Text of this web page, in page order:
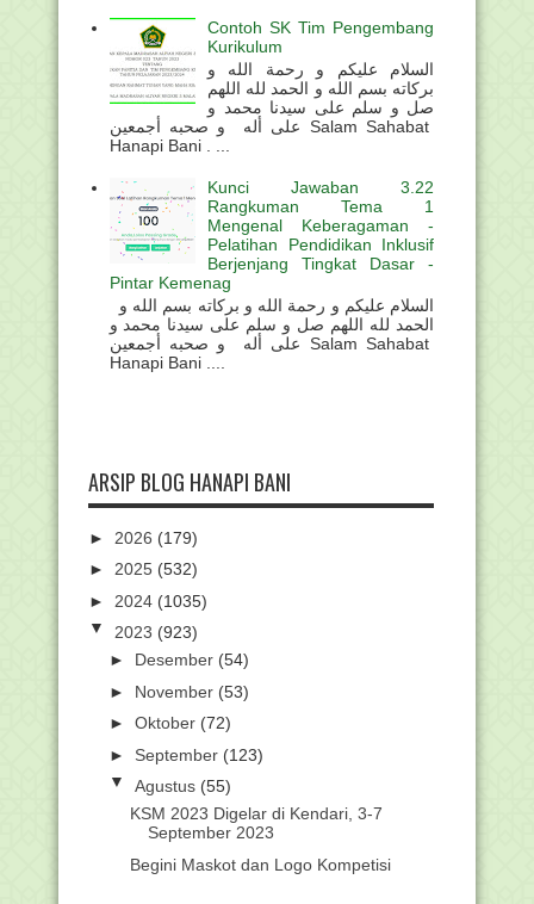
Contoh SK Tim Pengembang
Kurikulum
السلام عليكم و رحمة الله و
بركاته بسم الله و الحمد لله اللهم
صل و سلم على سيدنا محمد و
على أله و صحبه أجمعين Salam Sahabat
Hanapi Bani . ...
Kunci Jawaban 3.22
Rangkuman Tema 1
Mengenal Keberagaman -
Pelatihan Pendidikan Inklusif
Berjenjang Tingkat Dasar -
Pintar Kemenag
الحمد لله اللهم صل و سلم على سيدنا محمد و
على أله و صحبه أجمعين Salam Sahabat
Hanapi Bani ....
ARSIP BLOG HANAPI BANI
► 2026 (179)
► 2025 (532)
► 2024 (1035)
▼ 2023 (923)
► Desember (54)
► November (53)
► Oktober (72)
► September (123)
▼ Agustus (55)
KSM 2023 Digelar di Kendari, 3-7
September 2023
Begini Maskot dan Logo Kompetisi